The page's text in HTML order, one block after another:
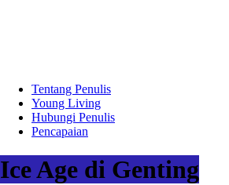
Tentang Penulis
Young Living
Hubungi Penulis
Pencapaian
Ice Age di Genting